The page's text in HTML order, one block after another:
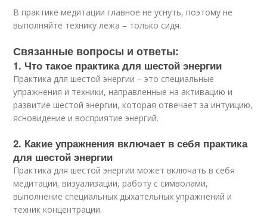
В практике медитации главное не уснуть, поэтому не
выполняйте технику лежа – только сидя.
Связанные вопросы и ответы:
1. Что такое практика для шестой энергии
Практика для шестой энергии – это специальные
упражнения и техники, направленные на активацию и
развитие шестой энергии, которая отвечает за интуицию,
ясновидение и восприятие энергий.
2. Какие упражнения включает в себя практика
для шестой энергии
Практика для шестой энергии может включать в себя
медитации, визуализации, работу с символами,
выполнение специальных дыхательных упражнений и
техник концентрации.